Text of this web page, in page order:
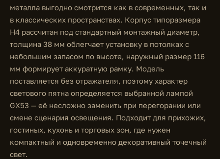
металла выгодно смотрится как в современных, так и
в классических пространствах. Корпус типоразмера
H4 рассчитан под стандартный монтажный диаметр,
толщина 38 мм облегчает установку в потолках с
небольшим запасом по высоте, наружный размер 116
мм формирует аккуратную рамку. Модель
поставляется без отражателя, поэтому характер
светового пятна определяется выбранной лампой
GX53 — её несложно заменить при перегорании или
смене сценария освещения. Подходит для прихожих,
гостиных, кухонь и торговых зон, где нужен
компактный и одновременно декоративный точечный
свет.